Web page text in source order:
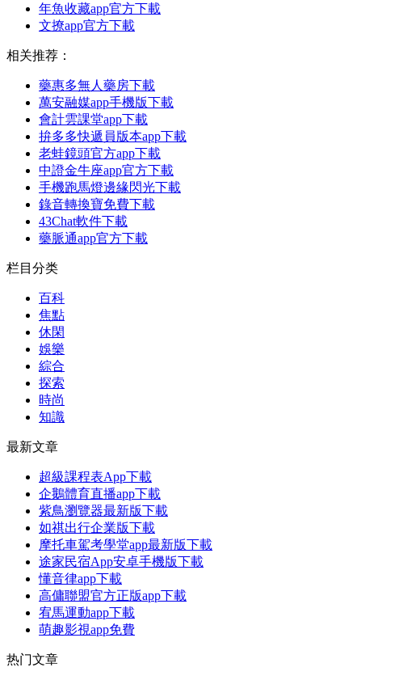
年魚收藏app官方下載
文撩app官方下載
相关推荐：
藥惠多無人藥房下載
萬安融媒app手機版下載
會計雲課堂app下載
拚多多快遞員版本app下載
老蛙鏡頭官方app下載
中證金牛座app官方下載
手機跑馬燈邊緣閃光下載
錄音轉換寶免費下載
43Chat軟件下載
藥脈通app官方下載
栏目分类
百科
焦點
休閑
娛樂
綜合
探索
時尚
知識
最新文章
超級課程表App下載
企鵝體育直播app下載
紫鳥瀏覽器最新版下載
如祺出行企業版下載
摩托車駕考學堂app最新版下載
途家民宿App安卓手機版下載
懂音律app下載
高傭聯盟官方正版app下載
宥馬運動app下載
萌趣影視app免費
热门文章